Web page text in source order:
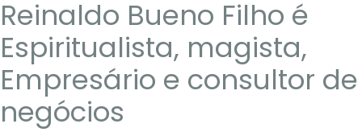
Reinaldo Bueno Filho é
Espiritualista, magista,
Empresário e consultor de
negócios